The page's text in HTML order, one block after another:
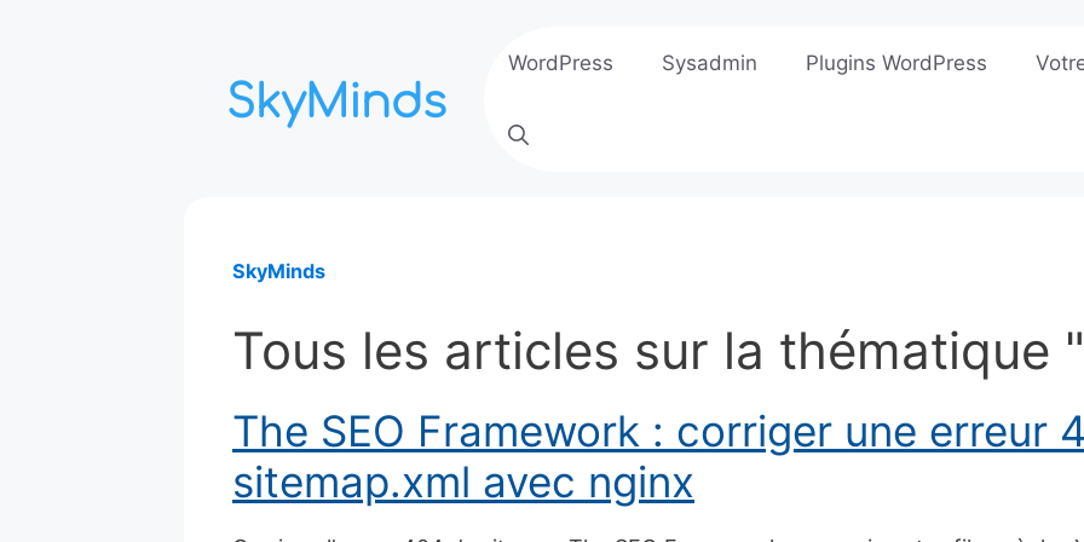
WordPress Sysadmin Plugins WordPress
SkyMinds
Tous les articles sur la thématique
The SEO Framework : corriger une erreur
sitemap.xml avec nginx